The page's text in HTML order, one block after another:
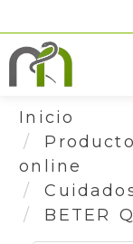
Inicio
online
BETER